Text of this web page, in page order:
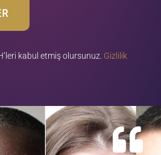
kabul etmiş olursunuz. Gizlilik